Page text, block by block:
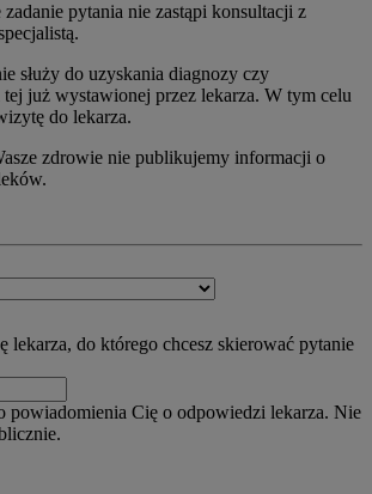
zadanie pytania nie zastąpi konsultacji z
służy do uzyskania diagnozy czy
już wystawionej przez lekarza. W tym celu
do lekarza.
zdrowie nie publikujemy informacji o
lekarza, do którego chcesz skierować pytanie
powiadomienia Cię o odpowiedzi lekarza. Nie